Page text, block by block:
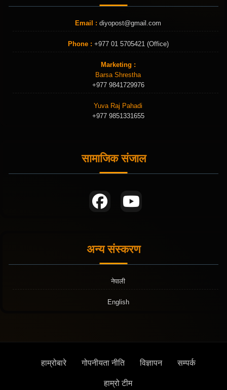
Email : diyopost@gmail.com
Phone : +977 01 5705421 (Office)
Marketing :
Barsa Shrestha
+977 9841729976
Yuva Raj Pahadi
+977 9851331655
सामाजिक संजाल
अन्य संस्करण
नेपाली
English
हाम्रोबारे गोपनीयता नीति विज्ञापन सम्पर्क
हाम्रो टीम